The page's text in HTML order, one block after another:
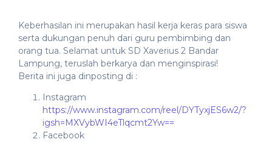
Keberhasilan ini merupakan hasil kerja keras para siswa
serta dukungan penuh dari guru pembimbing dan
orang tua. Selamat untuk SD Xaverius 2 Bandar
Lampung, teruslah berkarya dan menginspirasi!
Berita ini juga dinposting di :
Instagram
https://www.instagram.com/reel/DYTyxjES6w2/?
igsh=MXVybWI4eTlqcmt2Yw==
Facebook